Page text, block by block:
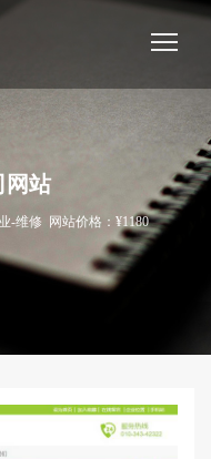
网站
-维修 网站价格：¥1180